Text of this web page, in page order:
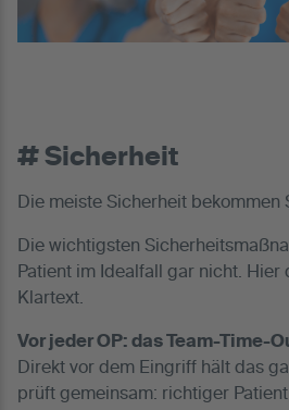
# Sicherheit
Die meiste Sicherheit bekommen
Die wichtigsten
Patient im Idealfall gar nicht. Hier
Klartext.
Vor jeder OP: das Team-Time-
Direkt vor dem Eingriff hält das
prüft gemeinsam: richtiger